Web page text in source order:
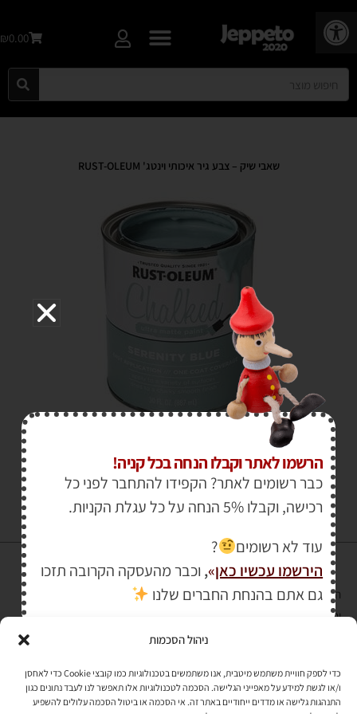
פתח סרגל נגישות
ניהול הסכמות
כדי לספק חוויית משתמש מיטבית, אנו משתמשים בטכנולוגיות כמו קובצי Cookie כדי לאחסן
ו/או לגשת למידע על מאפייני הגלישה. הסכמה לטכנולוגיות אלו תאפשר לנו לעבד נתונים כגון
התנהגות גלישה או מדדים ייחודיים באתר זה. אי הסכמה או ביטול הסכמה עלולים להשפיע
₪0.00
שאבי שיק – צבע גיר איכותי וינטג' RUST-OLEUM
והעומד בתקן אבטחה PCI DSS Level-1
לתקנון האתר»
הרשמו לאתר וקבלו הנחה בכל קניה!
כבר רשומים לאתר? הקפידו להתחבר לפני כל
רכישה, וקבלו 5% הנחה על כל עגלת הקניות.
עוד לא רשומים
?
הירשמו עכשיו כאן»
, וכבר מהעסקה הקרובה תזכו
גם אתם בהנחת החברים שלנו